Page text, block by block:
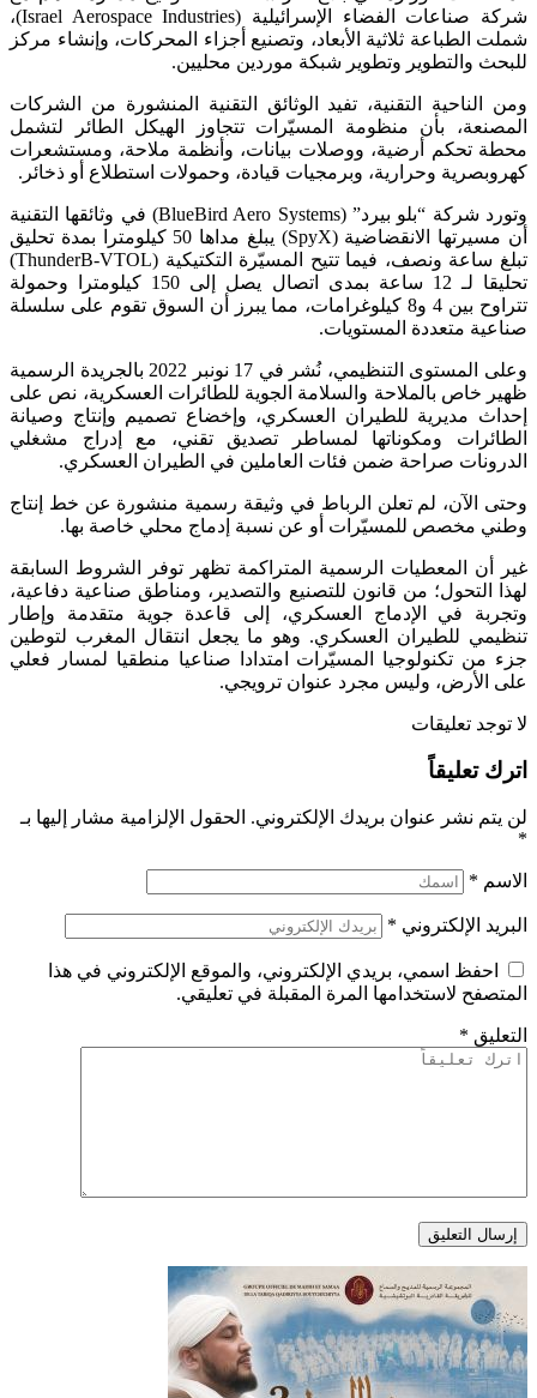
شركة صناعات الفضاء الإسرائيلية (Israel Aerospace Industries)،
شملت الطباعة ثلاثية الأبعاد، وتصنيع أجزاء المحركات، وإنشاء مركز
للبحث والتطوير وتطوير شبكة موردين محليين.
ومن الناحية التقنية، تفيد الوثائق التقنية المنشورة من الشركات
المصنعة، بأن منظومة المسيّرات تتجاوز الهيكل الطائر لتشمل
محطة تحكم أرضية، ووصلات بيانات، وأنظمة ملاحة، ومستشعرات
كهروبصرية وحرارية، وبرمجيات قيادة، وحمولات استطلاع أو ذخائر.
وتورد شركة “بلو بيرد” (BlueBird Aero Systems) في وثائقها التقنية
أن مسيرتها الانقضاضية (SpyX) يبلغ مداها 50 كيلومترا بمدة تحليق
تبلغ ساعة ونصف، فيما تتيح المسيّرة التكتيكية (ThunderB-VTOL)
تحليقا لـ 12 ساعة بمدى اتصال يصل إلى 150 كيلومترا وحمولة
تتراوح بين 4 و8 كيلوغرامات، مما يبرز أن السوق تقوم على سلسلة
صناعية متعددة المستويات.
وعلى المستوى التنظيمي، نُشر في 17 نونبر 2022 بالجريدة الرسمية
ظهير خاص بالملاحة والسلامة الجوية للطائرات العسكرية، نص على
إحداث مديرية للطيران العسكري، وإخضاع تصميم وإنتاج وصيانة
الطائرات ومكوناتها لمساطر تصديق تقني، مع إدراج مشغلي
الدرونات صراحة ضمن فئات العاملين في الطيران العسكري.
وحتى الآن، لم تعلن الرباط في وثيقة رسمية منشورة عن خط إنتاج
وطني مخصص للمسيّرات أو عن نسبة إدماج محلي خاصة بها.
غير أن المعطيات الرسمية المتراكمة تظهر توفر الشروط السابقة
لهذا التحول؛ من قانون للتصنيع والتصدير، ومناطق صناعية دفاعية،
وتجربة في الإدماج العسكري، إلى قاعدة جوية متقدمة وإطار
تنظيمي للطيران العسكري. وهو ما يجعل انتقال المغرب لتوطين
جزء من تكنولوجيا المسيّرات امتدادا صناعيا منطقيا لمسار فعلي
على الأرض، وليس مجرد عنوان ترويجي.
لا توجد تعليقات
اترك تعليقاً
لن يتم نشر عنوان بريدك الإلكتروني. الحقول الإلزامية مشار إليها بـ
*
الاسم *
البريد الإلكتروني *
احفظ اسمي، بريدي الإلكتروني، والموقع الإلكتروني في هذا
المتصفح لاستخدامها المرة المقبلة في تعليقي.
التعليق *